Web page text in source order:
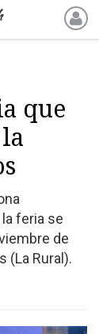
que
feria se
de
(La Rural).